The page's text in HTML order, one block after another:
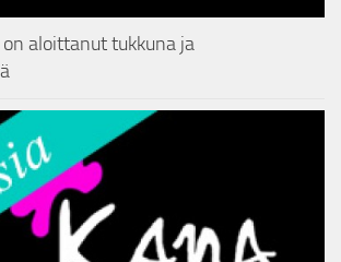
on aloittanut tukkuna ja